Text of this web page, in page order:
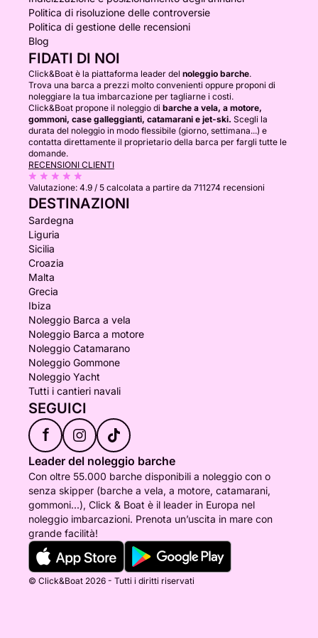
Politica di risoluzione delle controversie
Politica di gestione delle recensioni
Blog
FIDATI DI NOI
Click&Boat è la piattaforma leader del noleggio barche.
Trova una barca a prezzi molto convenienti oppure proponi di
noleggiare la tua imbarcazione per tagliarne i costi.
Click&Boat propone il noleggio di barche a vela, a motore,
gommoni, case galleggianti, catamarani e jet-ski. Scegli la
durata del noleggio in modo flessibile (giorno, settimana...) e
contatta direttamente il proprietario della barca per fargli tutte le
domande.
RECENSIONI CLIENTI
Valutazione: 4.9 / 5 calcolata a partire da 711274 recensioni
DESTINAZIONI
Sardegna
Liguria
Sicilia
Croazia
Malta
Grecia
Ibiza
Noleggio Barca a vela
Noleggio Barca a motore
Noleggio Catamarano
Noleggio Gommone
Noleggio Yacht
Tutti i cantieri navali
SEGUICI
f
Leader del noleggio barche
Con oltre 55.000 barche disponibili a noleggio con o
senza skipper (barche a vela, a motore, catamarani,
gommoni...), Click & Boat è il leader in Europa nel
noleggio imbarcazioni. Prenota un’uscita in mare con
grande facilità!
© Click&Boat 2026 - Tutti i diritti riservati